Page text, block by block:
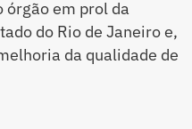
órgão em prol da
do Rio de Janeiro e,
da qualidade de